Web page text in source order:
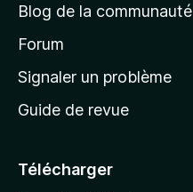
d
a
c
e
Blog de la communauté
Forum
Signaler un problème
Guide de revue
Télécharger